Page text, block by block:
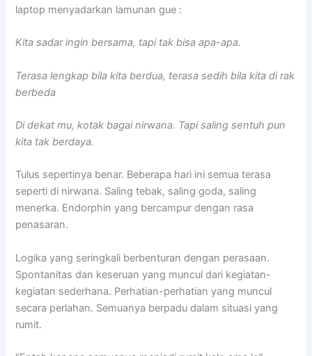
laptop menyadarkan lamunan gue :
Kita sadar ingin bersama, tapi tak bisa apa-apa.
Terasa lengkap bila kita berdua, terasa sedih bila kita di rak
berbeda
Di dekat mu, kotak bagai nirwana. Tapi saling sentuh pun
kita tak berdaya.
Tulus sepertinya benar. Beberapa hari ini semua terasa
seperti di nirwana. Saling tebak, saling goda, saling
menerka. Endorphin yang bercampur dengan rasa
penasaran.
Logika yang seringkali berbenturan dengan perasaan.
Spontanitas dan keseruan yang muncul dari kegiatan-
kegiatan sederhana. Perhatian-perhatian yang muncul
secara perlahan. Semuanya berpadu dalam situasi yang
rumit.